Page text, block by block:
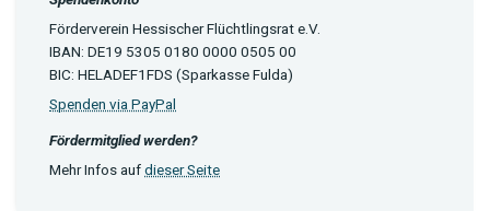
Förderverein Hessischer Flüchtlingsrat e.V.
IBAN: DE19 5305 0180 0000 0505 00
BIC: HELADEF1FDS (Sparkasse Fulda)
Spenden via PayPal
Fördermitglied werden?
Mehr Infos aufdieser Seite